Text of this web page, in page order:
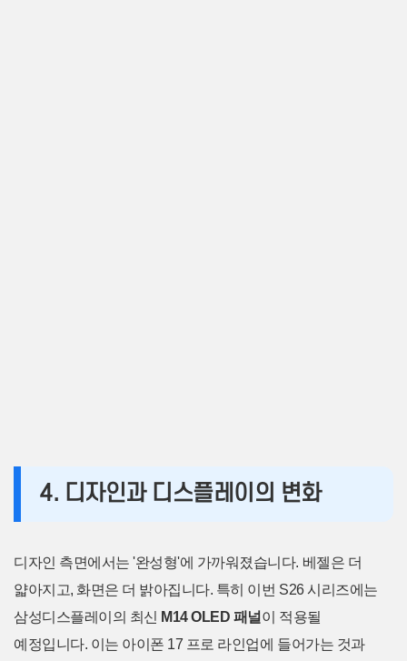
4. 디자인과 디스플레이의 변화
디자인 측면에서는 '완성형'에 가까워졌습니다. 베젤은 더
얇아지고, 화면은 더 밝아집니다. 특히 이번 S26 시리즈에는
삼성디스플레이의 최신 M14 OLED 패널 이 적용될
예정입니다. 이는 아이폰 17 프로 라인업에 들어가는 것과